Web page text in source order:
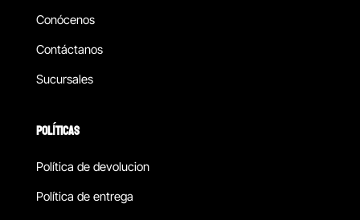
Conócenos
Contáctanos
Sucursales
POLÍTICAS
Política de devolucion
Política de entrega